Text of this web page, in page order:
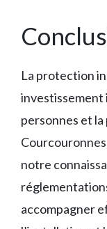
La protection
investissement
personnes et
notre
accompagner